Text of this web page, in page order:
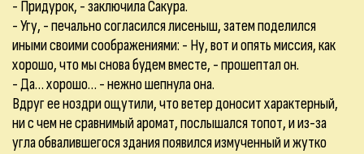
- Придурок, - заключила Сакура.
- Угу, - печально согласился лисеныш, затем поделился
иными своими соображениями: - Ну, вот и опять миссия, как
хорошо, что мы снова будем вместе, - прошептал он.
- Да… хорошо… - нежно шепнула она.
Вдруг ее ноздри ощутили, что ветер доносит характерный,
ни с чем не сравнимый аромат, послышался топот, и из-за
угла обвалившегося здания появился измученный и жутко